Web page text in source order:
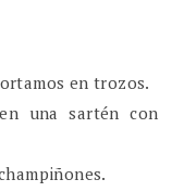
en trozos.
una sartén con